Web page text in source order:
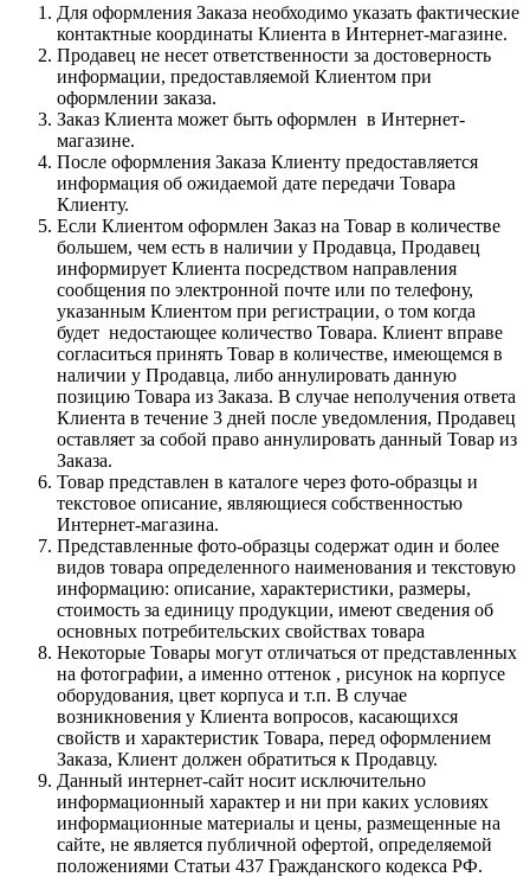
Для оформления Заказа необходимо указать фактические
контактные координаты Клиента в Интернет-магазине.
Продавец не несет ответственности за достоверность
информации, предоставляемой Клиентом при
оформлении заказа.
Заказ Клиента может быть оформлен в Интернет-
магазине.
После оформления Заказа Клиенту предоставляется
информация об ожидаемой дате передачи Товара
Клиенту.
Если Клиентом оформлен Заказ на Товар в количестве
большем, чем есть в наличии у Продавца, Продавец
информирует Клиента посредством направления
сообщения по электронной почте или по телефону,
указанным Клиентом при регистрации, о том когда
будет недостающее количество Товара. Клиент вправе
согласиться принять Товар в количестве, имеющемся в
наличии у Продавца, либо аннулировать данную
позицию Товара из Заказа. В случае неполучения ответа
Клиента в течение 3 дней после уведомления, Продавец
оставляет за собой право аннулировать данный Товар из
Заказа.
Товар представлен в каталоге через фото-образцы и
текстовое описание, являющиеся собственностью
Интернет-магазина.
Представленные фото-образцы содержат один и более
видов товара определенного наименования и текстовую
информацию: описание, характеристики, размеры,
стоимость за единицу продукции, имеют сведения об
основных потребительских свойствах товара
Некоторые Товары могут отличаться от представленных
на фотографии, а именно оттенок , рисунок на корпусе
оборудования, цвет корпуса и т.п. В случае
возникновения у Клиента вопросов, касающихся
свойств и характеристик Товара, перед оформлением
Заказа, Клиент должен обратиться к Продавцу.
Данный интернет-сайт носит исключительно
информационный характер и ни при каких условиях
информационные материалы и цены, размещенные на
сайте, не является публичной офертой, определяемой
положениями Статьи 437 Гражданского кодекса РФ.